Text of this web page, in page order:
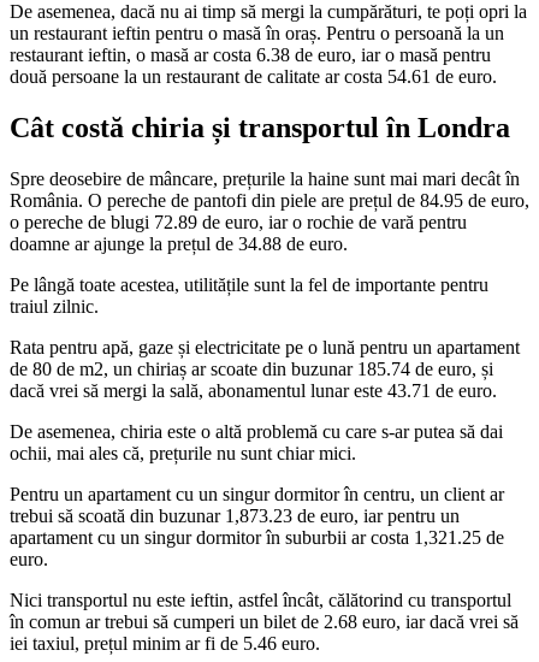
De asemenea, dacă nu ai timp să mergi la cumpărături, te poți opri la
un restaurant ieftin pentru o masă în oraș. Pentru o persoană la un
restaurant ieftin, o masă ar costa 6.38 de euro, iar o masă pentru
două persoane la un restaurant de calitate ar costa 54.61 de euro.
Cât costă chiria și transportul în Londra
Spre deosebire de mâncare, prețurile la haine sunt mai mari decât în
România. O pereche de pantofi din piele are prețul de 84.95 de euro,
o pereche de blugi 72.89 de euro, iar o rochie de vară pentru
doamne ar ajunge la prețul de 34.88 de euro.
Pe lângă toate acestea, utilitățile sunt la fel de importante pentru
traiul zilnic.
Rata pentru apă, gaze și electricitate pe o lună pentru un apartament
de 80 de m2, un chiriaș ar scoate din buzunar 185.74 de euro, și
dacă vrei să mergi la sală, abonamentul lunar este 43.71 de euro.
De asemenea, chiria este o altă problemă cu care s-ar putea să dai
ochii, mai ales că, prețurile nu sunt chiar mici.
Pentru un apartament cu un singur dormitor în centru, un client ar
trebui să scoată din buzunar 1,873.23 de euro, iar pentru un
apartament cu un singur dormitor în suburbii ar costa 1,321.25 de
euro.
Nici transportul nu este ieftin, astfel încât, călătorind cu transportul
în comun ar trebui să cumperi un bilet de 2.68 euro, iar dacă vrei să
iei taxiul, prețul minim ar fi de 5.46 euro.